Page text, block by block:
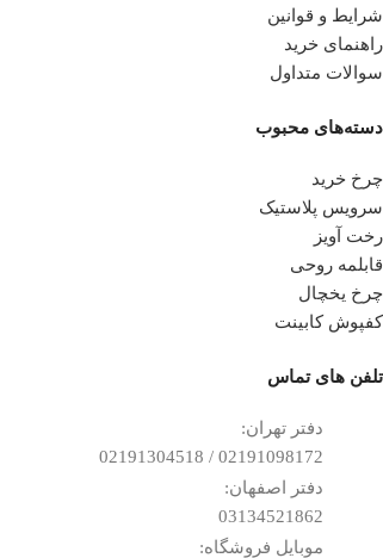
شرایط و قوانین
راهنمای خرید
سوالات متداول
دسته‌های محبوب
چرخ خرید
سرویس پلاستیک
رخت آویز
قابلمه روحی
چرخ یخچال
کفپوش کابینت
تلفن ‌های تماس
دفتر تهران:
02191098172 / 02191304518
دفتر اصفهان:
03134521862
موبایل فروشگاه: